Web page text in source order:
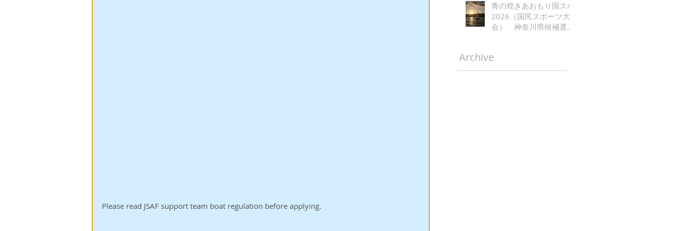
Please read JSAF support team boat regulation before applying.
青の煌きあおもり国スポ
2026（国民スポーツ大
会） 神奈川県候補選手
Archive